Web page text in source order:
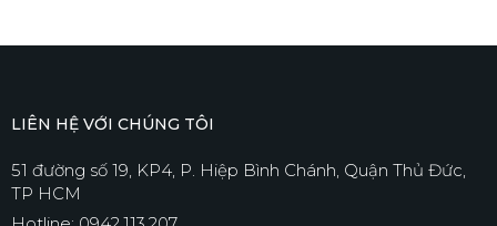
LIÊN HỆ VỚI CHÚNG TÔI
51 đường số 19, KP4, P. Hiệp Bình Chánh, Quận Thủ Đức,
TP HCM